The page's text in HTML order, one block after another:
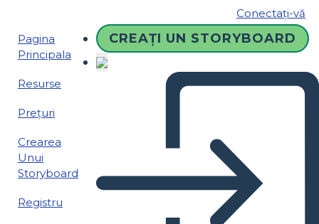
Conectați-vă
Pagina
Principala
Resurse
Prețuri
Crearea
Unui
Storyboard
Registru
CREAȚI UN STORYBOARD